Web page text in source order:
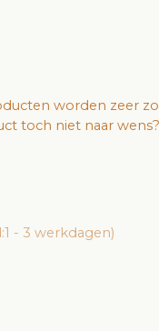
worden zeer
toch niet naar
- 3 werkdagen)